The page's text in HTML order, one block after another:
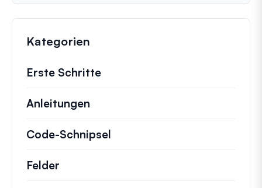
Kategorien
Erste Schritte
Anleitungen
Code-Schnipsel
Felder